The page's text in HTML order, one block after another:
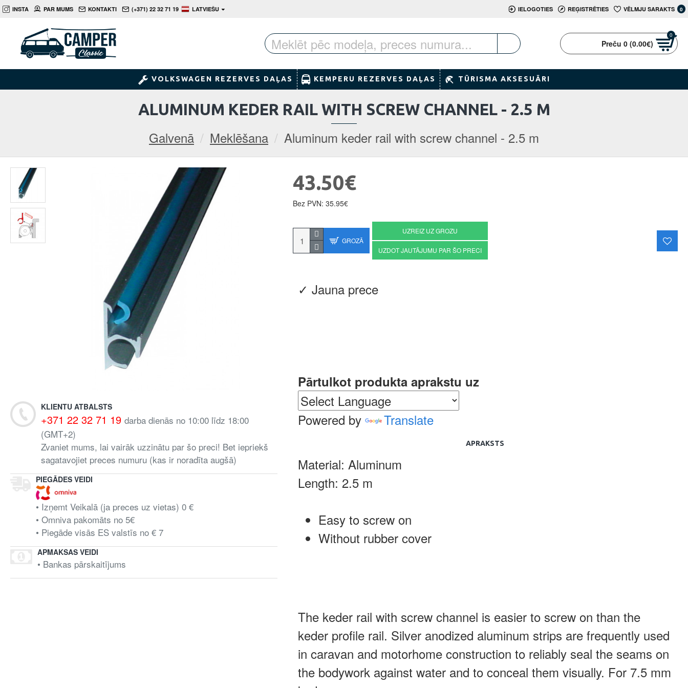
INSTA PAR MUMS KONTAKTI (+371) 22 32 71 19 LATVIEŠU IELOGOTIES REĢISTRĒTIES VĒLMJU SARAKTS 0
Preču 0 (0.00€)
0
VOLKSWAGEN REZERVES DAĻAS KEMPERU REZERVES DAĻAS TŪRISMA AKSESUĀRI
Galvenā Meklēšana Aluminum keder rail with screw channel - 2.5 m
ALUMINUM KEDER RAIL WITH SCREW CHANNEL - 2.5 M
PIEGĀDES VEIDI
• Izņemt Veikalā (ja preces uz vietas) 0 €
• Omniva pakomāts no 5€
• Piegāde visās ES valstīs no € 7
KLIENTU ATBALSTS
+371 22 32 71 19 darba dienās no 10:00 līdz 18:00
(GMT+2)
Zvaniet mums, lai vairāk uzzinātu par šo preci! Bet iepriekš
sagatavojiet preces numuru (kas ir noradīta augšā)
APMAKSAS VEIDI
• Bankas pārskaitījums
✓ Jauna prece
Pārtulkot produkta aprakstu uz
Powered by Translate
APRAKSTS
Material: Aluminum
Length: 2.5 m
Easy to screw on
Without rubber cover
The keder rail with screw channel is easier to screw on than the
keder profile rail. Silver anodized aluminum strips are frequently used
in caravan and motorhome construction to reliably seal the seams on
the bodywork against water and to conceal them visually. For 7.5 mm
43.50€
Bez PVN: 35.95€
GROZĀ
UZREIZ UZ GROZU
UZDOT JAUTĀJUMU PAR ŠO PRECI